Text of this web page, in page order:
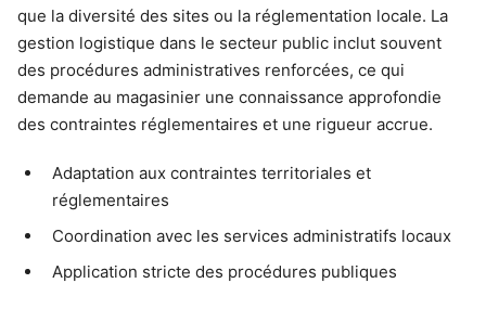
que la diversité des sites ou la réglementation locale. La
gestion logistique dans le secteur public inclut souvent
des procédures administratives renforcées, ce qui
demande au magasinier une connaissance approfondie
des contraintes réglementaires et une rigueur accrue.
Adaptation aux contraintes territoriales et
réglementaires
Coordination avec les services administratifs locaux
Application stricte des procédures publiques